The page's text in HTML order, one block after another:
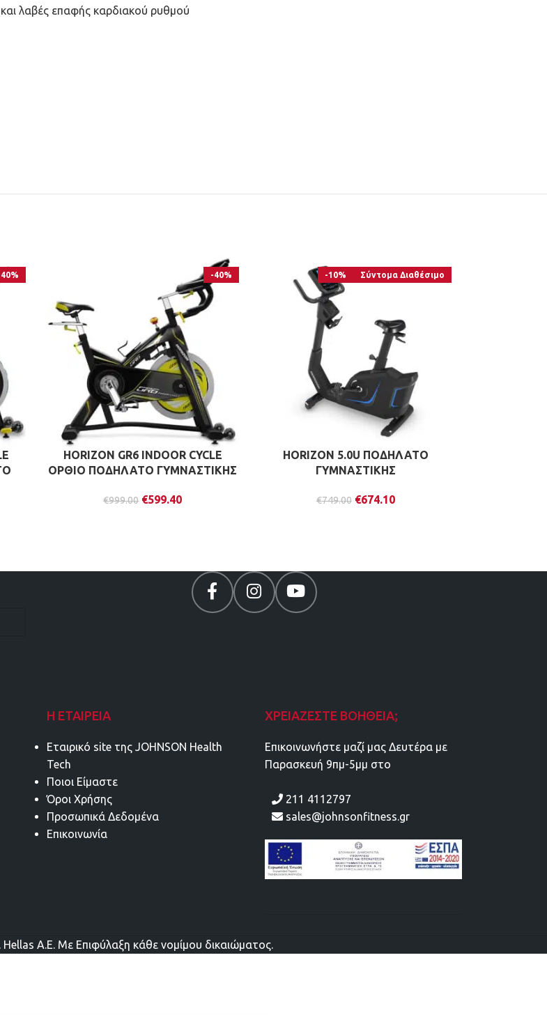
λαβές επαφής καρδιακού ρυθμού
-40%
HORIZON GR6 INDOOR CYCLE
ΟΡΘΙΟ ΠΟΔΗΛΑΤΟ ΓΥΜΝΑΣΤΙΚΗΣ
€999.00 €599.40
-10% Σύντομα Διαθέσιμο
HORIZON 5.0U ΠΟΔΗΛΑΤΟ
ΓΥΜΝΑΣΤΙΚΗΣ
€749.00 €674.10
Η ΕΤΑΙΡΕΊΑ
Εταιρικό site της JOHNSON Health
Tech
Ποιοι Είμαστε
Όροι Χρήσης
Προσωπικά Δεδομένα
Επικοινωνία
ΧΡΕΙΆΖΕΣΤΕ ΒΟΉΘΕΙΑ;
Επικοινωνήστε μαζί μας Δευτέρα με
Παρασκευή 9πμ-5μμ στο
211 4112797
sales@johnsonfitness.gr
Α.Ε. Mε Επιφύλαξη κάθε νομίμου δικαιώματος.